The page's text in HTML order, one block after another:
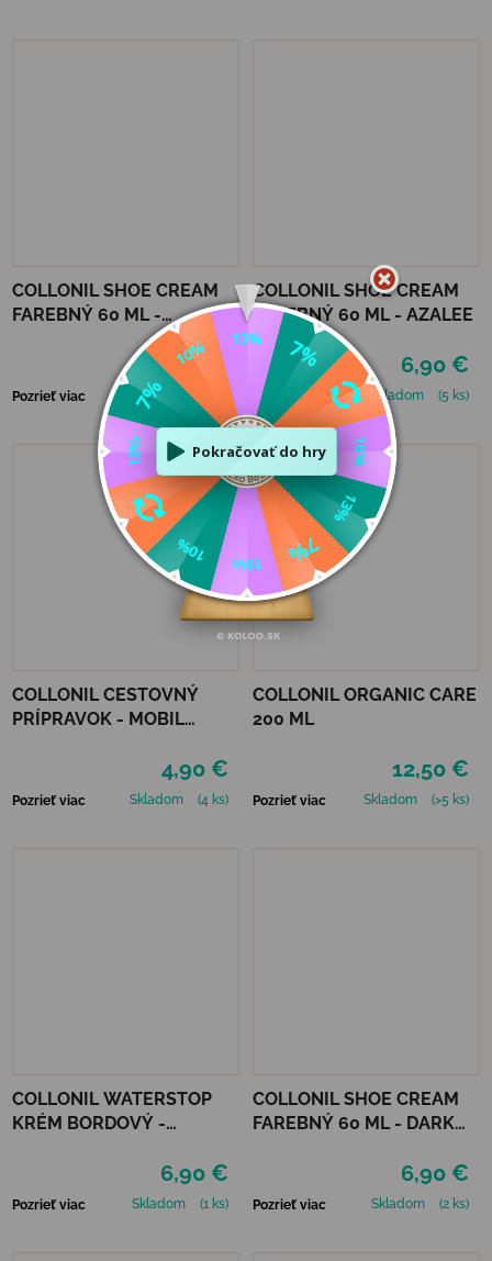
COLLONIL SHOE CREAM
FAREBNÝ 60 ML -
6,90 €
Pozrieť viac Skladom
COLLONIL SHOE CREAM
FAREBNÝ 60 ML - AZALEE
6,90 €
Pozrieť viac Skladom (5 ks)
COLLONIL CESTOVNÝ
PRÍPRAVOK - MOBIL
4,90 €
Pozrieť viac Skladom (4 ks)
COLLONIL ORGANIC CARE
200 ML
12,50 €
Pozrieť viac Skladom (>5 ks)
COLLONIL WATERSTOP
KRÉM BORDOVÝ -
6,90 €
Pozrieť viac Skladom (1 ks)
COLLONIL SHOE CREAM
FAREBNÝ 60 ML - DARK
6,90 €
Pozrieť viac Skladom (2 ks)